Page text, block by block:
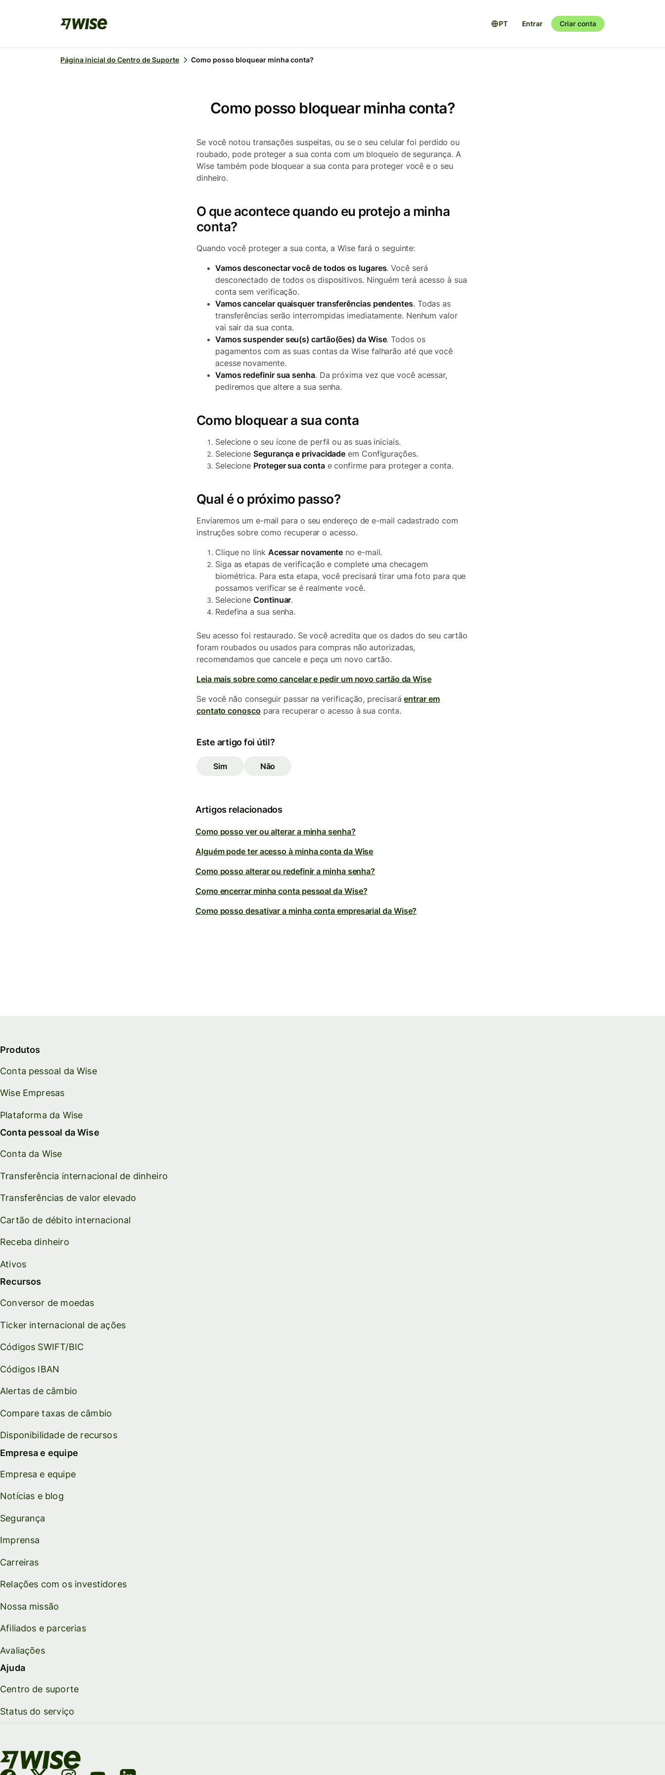
PT Entrar Criar conta
Página inicial do Centro de Suporte Como posso bloquear minha conta?
Como posso bloquear minha conta?
Se você notou transações suspeitas, ou se o seu celular foi perdido ou
roubado, pode proteger a sua conta com um bloqueio de segurança. A
Wise também pode bloquear a sua conta para proteger você e o seu
dinheiro.
O que acontece quando eu protejo a minha
conta?
Quando você proteger a sua conta, a Wise fará o seguinte:
Vamos desconectar você de todos os lugares. Você será
desconectado de todos os dispositivos. Ninguém terá acesso à sua
conta sem verificação.
Vamos cancelar quaisquer transferências pendentes. Todas as
transferências serão interrompidas imediatamente. Nenhum valor
vai sair da sua conta.
Vamos suspender seu(s) cartão(ões) da Wise. Todos os
pagamentos com as suas contas da Wise falharão até que você
acesse novamente.
Vamos redefinir sua senha. Da próxima vez que você acessar,
pediremos que altere a sua senha.
Como bloquear a sua conta
Selecione o seu ícone de perfil ou as suas iniciais.
SelecioneSegurança e privacidade em Configurações.
Selecione Proteger sua contae confirme para proteger a conta.
Qual é o próximo passo?
Enviaremos um e-mail para o seu endereço de e-mail cadastrado com
instruções sobre como recuperar o acesso.
Clique no link Acessar novamente no e-mail.
Siga as etapas de verificação e complete uma checagem
biométrica. Para esta etapa, você precisará tirar uma foto para que
possamos verificar se é realmente você.
SelecioneContinuar.
Redefina a sua senha.
Seu acesso foi restaurado. Se você acredita que os dados do seu cartão
foram roubados ou usados para compras não autorizadas,
recomendamos que cancele e peça um novo cartão.
Leia mais sobre como cancelar e pedir um novo cartão da Wise
Se você não conseguir passar na verificação, precisaráentrar em
contato conosco para recuperar o acesso à sua conta.
Este artigo foi útil?
Sim Não
Artigos relacionados
Como posso ver ou alterar a minha senha?
Alguém pode ter acesso à minha conta da Wise
Como posso alterar ou redefinir a minha senha?
Como encerrar minha conta pessoal da Wise?
Como posso desativar a minha conta empresarial da Wise?
Produtos
Conta pessoal da Wise
Wise Empresas
Plataforma da Wise
Conta pessoal da Wise
Conta da Wise
Transferência internacional de dinheiro
Transferências de valor elevado
Cartão de débito internacional
Receba dinheiro
Ativos
Recursos
Conversor de moedas
Ticker internacional de ações
Códigos SWIFT/BIC
Códigos IBAN
Alertas de câmbio
Compare taxas de câmbio
Disponibilidade de recursos
Empresa e equipe
Empresa e equipe
Notícias e blog
Segurança
Imprensa
Carreiras
Relações com os investidores
Nossa missão
Afiliados e parcerias
Avaliações
Ajuda
Centro de suporte
Status do serviço